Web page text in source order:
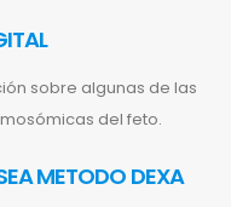
sobre algunas de las
del feto.
METODO DEXA